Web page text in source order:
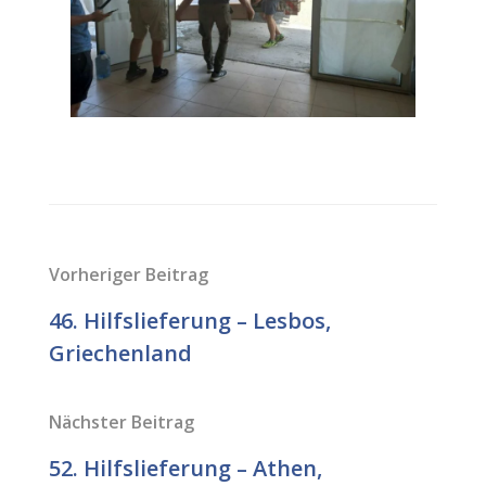
Vorheriger Beitrag
46. Hilfslieferung – Lesbos,
Griechenland
Nächster Beitrag
52. Hilfslieferung – Athen,